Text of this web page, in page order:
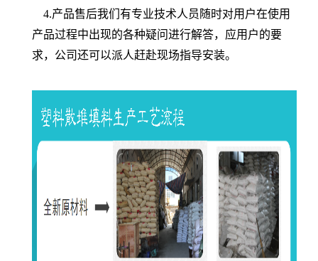
4.产品售后我们有专业技术人员随时对用户在使用
产品过程中出现的各种疑问进行解答，应用户的要
求，公司还可以派人赶赴现场指导安装。